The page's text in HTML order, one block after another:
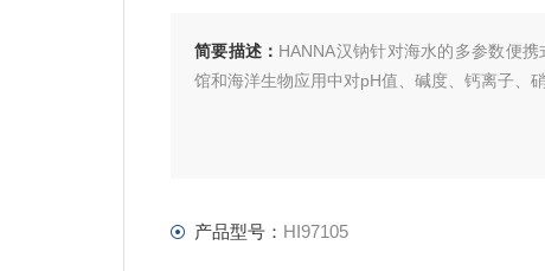
简要描述： HANNA汉钠针对海水的多参数便
馆和海洋生物应用中对pH值、碱度、钙离子、
产品型号： HI97105